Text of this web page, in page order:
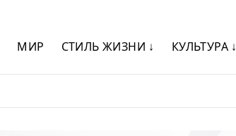
МИР СТИЛЬ ЖИЗНИ ↓ КУЛЬТУРА ↓